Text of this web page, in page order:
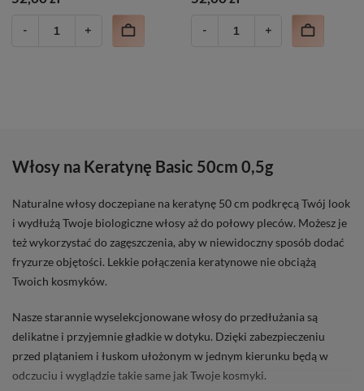
Włosy na Keratynę Basic 50cm 0,5g
Naturalne włosy doczepiane na keratynę 50 cm podkręcą Twój look
i wydłużą Twoje biologiczne włosy aż do połowy pleców. Możesz je
też wykorzystać do zagęszczenia, aby w niewidoczny sposób dodać
fryzurze objętości. Lekkie połączenia keratynowe nie obciążą
Twoich kosmyków.
Nasze starannie wyselekcjonowane włosy do przedłużania są
delikatne i przyjemnie gładkie w dotyku. Dzięki zabezpieczeniu
przed plątaniem i łuskom ułożonym w jednym kierunku będą w
odczuciu i wyglądzie takie same jak Twoje kosmyki.